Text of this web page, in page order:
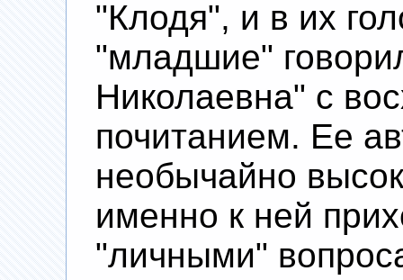
"Клодя", и в их
"младшие"
Николаевна" с
почитанием. Ее
необычайно
именно к ней
"личными"